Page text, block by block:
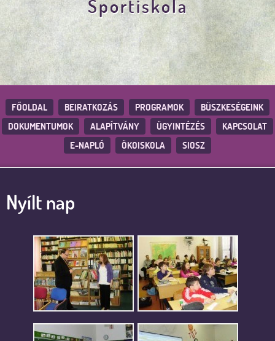
Sportiskola
FŐOLDAL BEIRATKOZÁS PROGRAMOK
BÜSZKESÉGEINK
DOKUMENTUMOK
ALAPÍTVÁNY ÜGYINTÉZÉS
KAPCSOLAT
E-NAPLÓ
ÖKOISKOLA SIOSZ
Nyílt nap